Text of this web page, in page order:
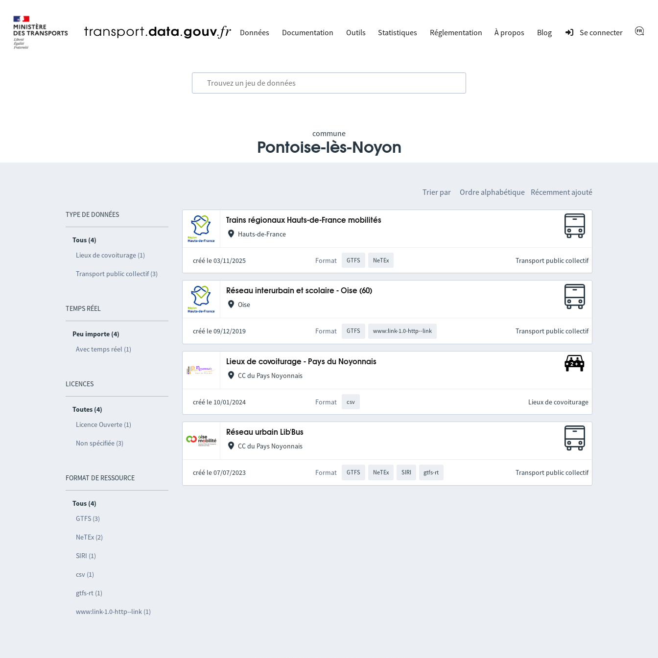
Données Documentation Outils Statistiques Réglementation À propos Blog Se connecter
commune
Pontoise-lès-Noyon
TYPE DE DONNÉES
Tous (4)
Lieux de covoiturage (1)
Transport public collectif (3)
TEMPS RÉEL
Peu importe (4)
Avec temps réel (1)
LICENCES
Toutes (4)
Licence Ouverte (1)
Non spécifiée (3)
FORMAT DE RESSOURCE
Tous (4)
GTFS (3)
NeTEx (2)
SIRI (1)
csv (1)
gtfs-rt (1)
www:link-1.0-http--link (1)
Trier par Ordre alphabétique Récemment ajouté
Trains régionaux Hauts-de-France mobilités
Hauts-de-France
créé le 03/11/2025 Format GTFS NeTEx Transport public collectif
Réseau interurbain et scolaire - Oise (60)
Oise
créé le 09/12/2019 Format GTFS www:link-1.0-http--link Transport public collectif
Lieux de covoiturage - Pays du Noyonnais
CC du Pays Noyonnais
créé le 10/01/2024 Format csv Lieux de covoiturage
Réseau urbain Lib'Bus
CC du Pays Noyonnais
créé le 07/07/2023 Format GTFS NeTEx SIRI gtfs-rt Transport public collectif